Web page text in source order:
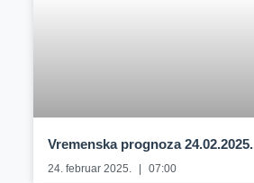
Vremenska prognoza 24.02.2025.
24. februar 2025. 07:00